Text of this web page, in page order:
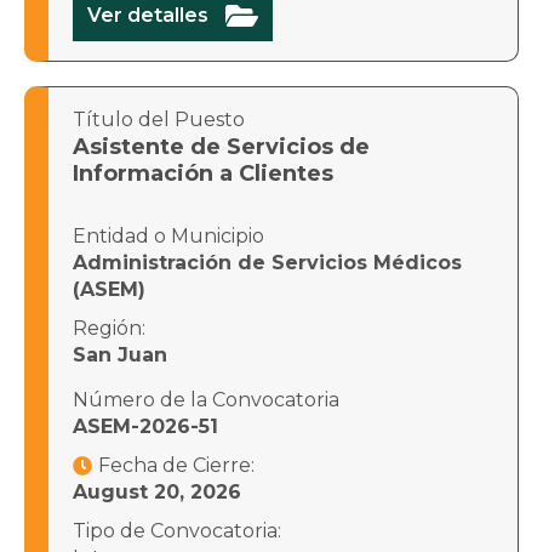
Ver detalles 
Título del Puesto
Asistente de Servicios de
Información a Clientes
Entidad o Municipio
Administración de Servicios Médicos
(ASEM)
Región:
San Juan
Número de la Convocatoria
ASEM-2026-51
 Fecha de Cierre:
August 20, 2026
Tipo de Convocatoria: